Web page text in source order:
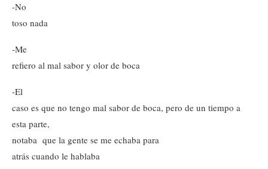
-No
toso nada
-Me
refiero al mal sabor y olor de boca
-El
caso es que no tengo mal sabor de boca, pero de un tiempo a
esta parte,
notaba que la gente se me echaba para
atrás cuando le hablaba